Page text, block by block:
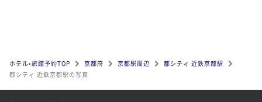
ホテル•旅館予約TOP 京都府 京都駅周辺
都シティ 近鉄京都駅
都シティ 近鉄京都駅の写真